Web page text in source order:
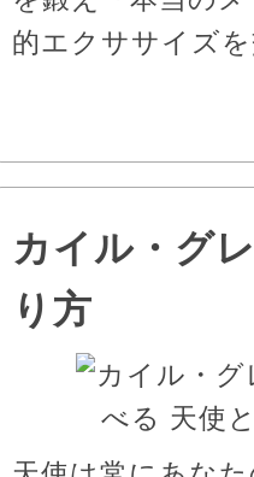
的エクササイズ
カイル・グ
り方